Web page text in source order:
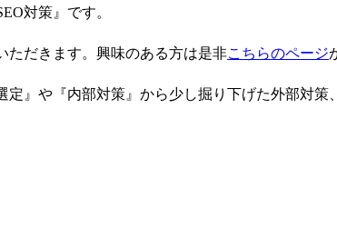
対策』です。
ただきます。興味のある方は是非こちらのページ
』や『内部対策』から少し掘り下げた外部対